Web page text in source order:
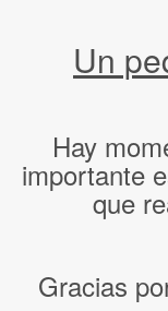
Un
Hay
importante
que
Gracias